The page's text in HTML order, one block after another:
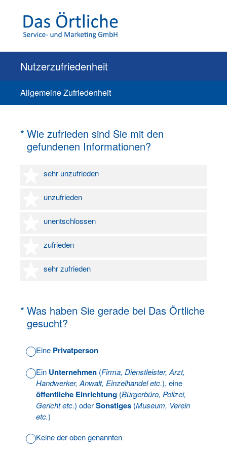
Nutzerzufriedenheit
Allgemeine Zufriedenheit
* Wie zufrieden sind Sie mit den
gefundenen Informationen?
(Erforderlich.)
sehr unzufrieden
1 Stern
unzufrieden
2 Sterne
unentschlossen
3 Sterne
zufrieden
4 Sterne
sehr zufrieden
5 Sterne
* Was haben Sie gerade bei Das Örtliche
gesucht?
(Erforderlich.)
Eine Privatperson
Ein Unternehmen (Firma, Dienstleister, Arzt,
Handwerker, Anwalt, Einzelhandel etc.), eine
öffentliche Einrichtung (Bürgerbüro, Polizei,
Gericht etc.) oderSonstiges (Museum, Verein
etc.)
Keine der oben genannten